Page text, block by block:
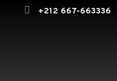
+212 667-663336